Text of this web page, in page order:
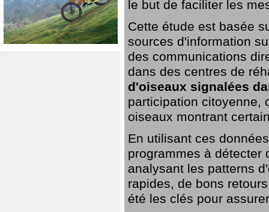
le but de faciliter les
Cette étude est basée
sources d'information
des communications
dans des centres de
d'oiseaux signalées
participation citoyenne,
oiseaux montrant
En utilisant ces
programmes à détecter
analysant les patterns
rapides, de bons
été les clés pour